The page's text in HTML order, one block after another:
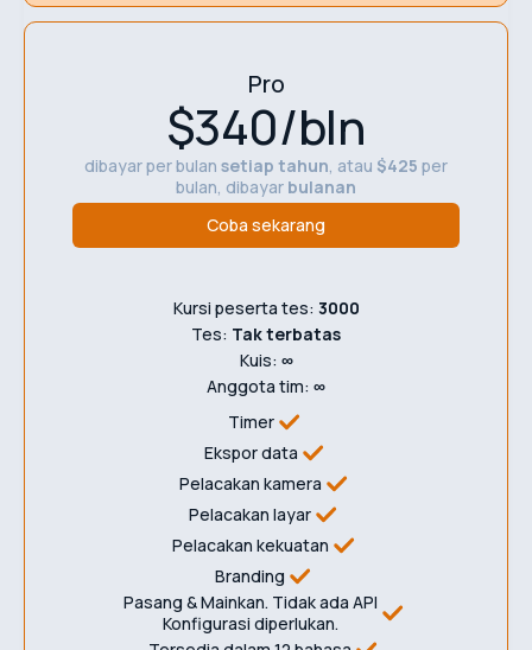
Pro
$340/bln
dibayar per bulan setiap tahun, atau $425 per
bulan, dibayar bulanan
Coba sekarang
Kursi peserta tes: 3000
Tes: Tak terbatas
Kuis: ∞
Anggota tim: ∞
Timer
Ekspor data
Pelacakan kamera
Pelacakan layar
Pelacakan kekuatan
Branding
Pasang & Mainkan. Tidak ada API
Konfigurasi diperlukan.